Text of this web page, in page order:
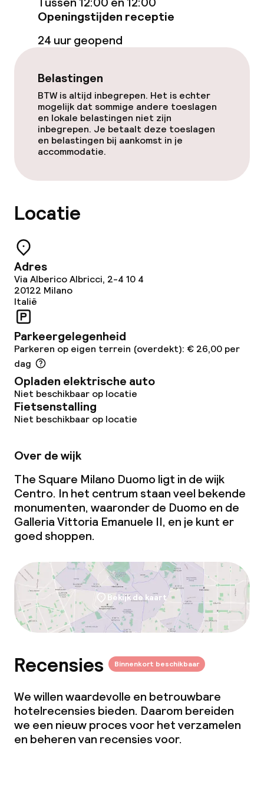
Eet- en drinkdiensten
Lunch à la carte
Roomservice
Faciliteiten en diensten voor kinderen
Zakelijke faciliteiten
Vergaderruimte
Beleid
Overal rookvrij
Grote huisdieren toegestaan (meer
dan 5 kg)
Openingstijden receptie
24 uur geopend
Belastingen
BTW is altijd inbegrepen. Het is echter
mogelijk dat sommige andere toeslagen
en lokale belastingen niet zijn
inbegrepen. Je betaalt deze toeslagen
en belastingen bij aankomst in je
accommodatie.
Locatie
Adres
Via Alberico Albricci, 2-4 10 4
20122 Milano
Italië
Parkeergelegenheid
Parkeren op eigen terrein (overdekt): € 26,00 per
dag
Opladen elektrische auto
Niet beschikbaar op locatie
Fietsenstalling
Niet beschikbaar op locatie
Over de wijk
The Square Milano Duomo ligt in de wijk
Centro. In het centrum staan veel bekende
monumenten, waaronder de Duomo en de
Galleria Vittoria Emanuele II, en je kunt er
goed shoppen.
Bekijk de kaart
Recensies Binnenkort beschikbaar
We willen waardevolle en betrouwbare
hotelrecensies bieden. Daarom bereiden
we een nieuw proces voor het verzamelen
en beheren van recensies voor.